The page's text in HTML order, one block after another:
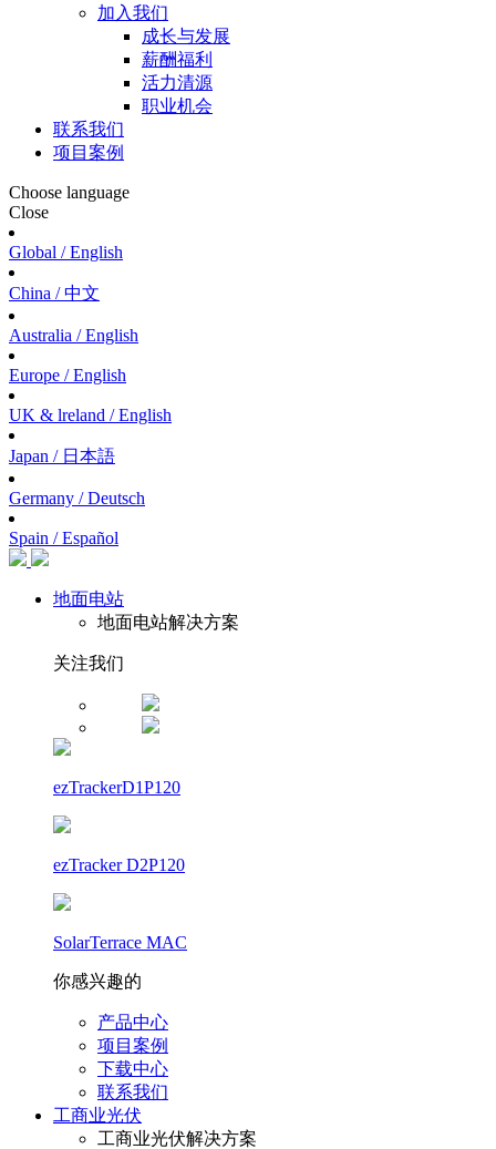
加入我们
成长与发展
薪酬福利
活力清源
职业机会
联系我们
项目案例
Choose language
Close
Global / English
China / 中文
Australia / English
Europe / English
UK & lreland / English
Japan / 日本語
Germany / Deutsch
Spain / Español
地面电站
地面电站解决方案
关注我们
ezTrackerD1P120
ezTracker D2P120
SolarTerrace MAC
你感兴趣的
产品中心
项目案例
下载中心
联系我们
工商业光伏
工商业光伏解决方案